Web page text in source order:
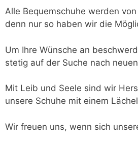
Alle Bequemschuhe werden
denn nur so haben wir die
Um Ihre Wünsche an
stetig auf der Suche nach
Mit Leib und Seele sind wir
unsere Schuhe mit einem
Wir freuen uns, wenn sich